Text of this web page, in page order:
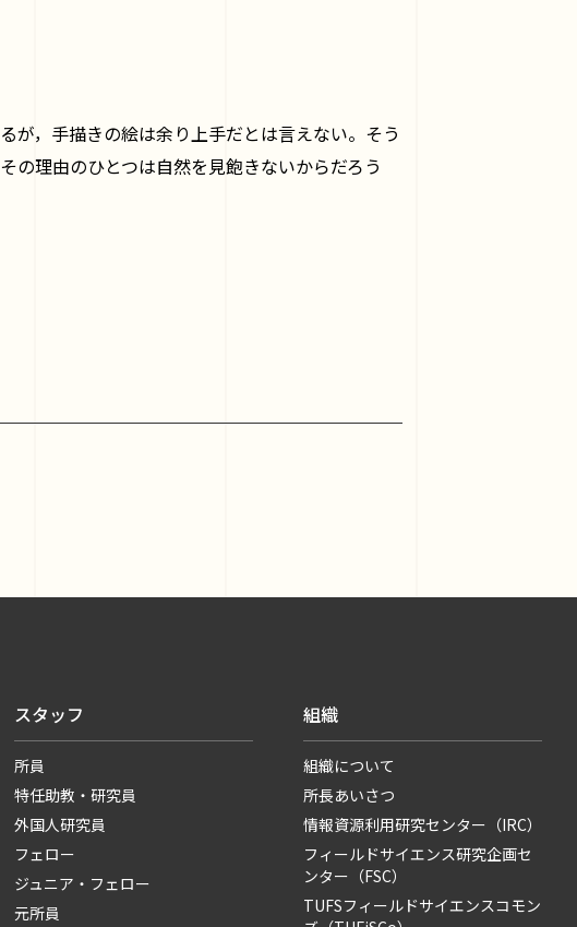
が，手描きの絵は余り上手だとは言えない。そう
の理由のひとつは自然を見飽きないからだろう
スタッフ
所員
特任助教・研究員
外国人研究員
フェロー
ジュニア・フェロー
元所員
組織
組織について
所長あいさつ
情報資源利用研究センター（IRC）
フィールドサイエンス研究企画セ
ンター（FSC）
TUFSフィールドサイエンスコモン